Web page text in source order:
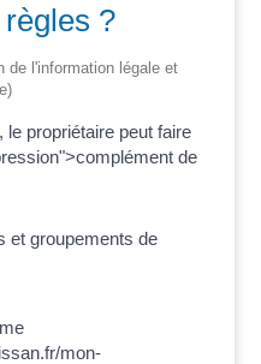
?
de l'information légale et
propriétaire peut faire
de
et groupements de
mon-